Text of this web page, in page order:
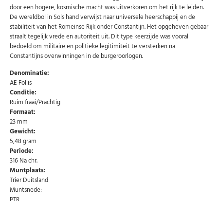
door een hogere, kosmische macht was uitverkoren om het rijk te leiden.
De wereldbol in Sols hand verwijst naar universele heerschappij en de
stabiliteit van het Romeinse Rijk onder Constantijn. Het opgeheven gebaar
straalt tegelijk vrede en autoriteit uit. Dit type keerzijde was vooral
bedoeld om militaire en politieke legitimiteit te versterken na
Constantijns overwinningen in de burgeroorlogen.
Denominatie:
AE Follis
Conditie:
Ruim fraai/Prachtig
Formaat:
23 mm
Gewicht:
5,48 gram
Periode:
316 Na chr.
Muntplaats:
Trier Duitsland
Muntsnede: